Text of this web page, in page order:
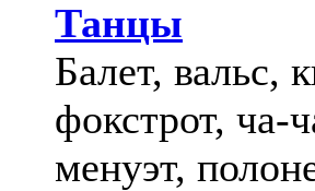
Танцы
Балет, вальс,
фокстрот, ча-
менуэт,